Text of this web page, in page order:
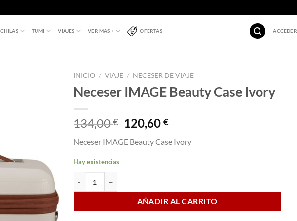
TUMI VIAJES VER MÁS + OFERTAS ACCEDER
INICIO / VIAJE / NECESER DE VIAJE
Neceser IMAGE Beauty Case Ivory
134,00€
El
precio
original
120,60€El
actual
Neceser IMAGE Beauty Case Ivory
Hay existencias
AÑADIR AL CARRITO